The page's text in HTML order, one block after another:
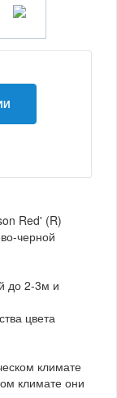
Red' (R)
черной
до 2-3м и
цвета
климате
климате они